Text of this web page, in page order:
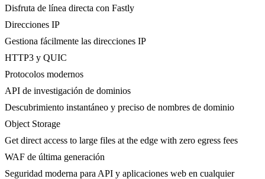
Disfruta de línea directa con Fastly
Direcciones IP
Gestiona fácilmente las direcciones IP
HTTP3 y QUIC
Protocolos modernos
API de investigación de dominios
Descubrimiento instantáneo y preciso de nombres de dominio
Object Storage
Get direct access to large files at the edge with zero egress fees
WAF de última generación
Seguridad moderna para API y aplicaciones web en cualquier